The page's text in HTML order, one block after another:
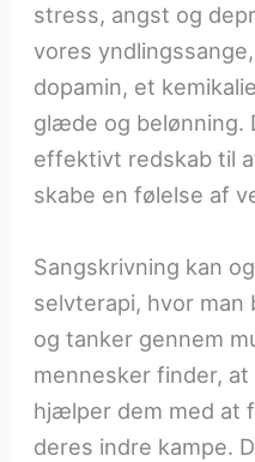
stress, angst og
vores
dopamin, et
glæde og belønning.
effektivt redskab til
skabe en følelse af
Sangskrivning kan
selvterapi, hvor man
og tanker gennem
mennesker finder,
hjælper dem med at
deres indre kampe.